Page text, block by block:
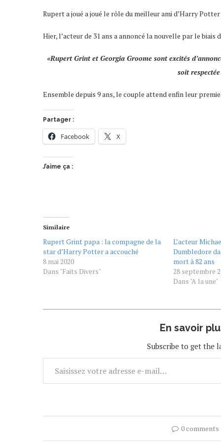
Rupert a joué a joué le rôle du meilleur ami d’Harry
Hier, l’acteur de 31 ans a annoncé la nouvelle par le biais
«Rupert Grint et Georgia Groome sont excités
soit
Ensemble depuis 9 ans, le couple attend enfin leur
Partager :
Facebook X
J’aime ça :
Similaire
Rupert Grint papa : la compagne de la
star d’Harry Potter a accouché
8 mai 2020
Dans "Faits Divers"
L’acteur
Dumbledore
mort à 82 ans
28 septembre
Dans "A la une"
En savoir
Subscribe to get the
0 comments